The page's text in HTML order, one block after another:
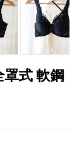
式 軟鋼